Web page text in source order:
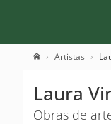
Artistas
Laura
Obras de